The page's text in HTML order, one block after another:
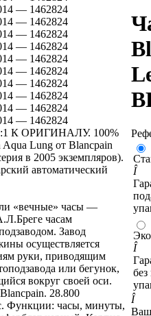
К ОРИГИНАЛУ. 100%
Aqua Lung от Blancpain
в 2005 экземпляров).
автоматический
«вечные» часы —
часам
Завод
осуществляется
руки, приводящим
или бегунок,
вокруг своей оси.
28.800
Функции: часы, минуты,
Î
Î
Î